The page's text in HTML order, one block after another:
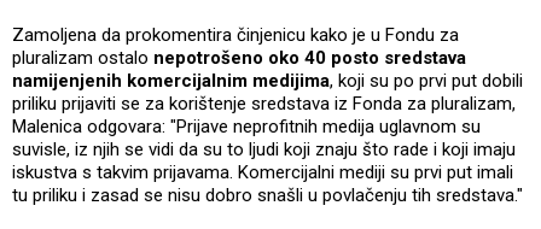
Zamoljena da prokomentira činjenicu kako je u Fondu za
pluralizam ostalo nepotrošeno oko 40 posto sredstava
namijenjenih komercijalnim medijima, koji su po prvi put dobili
priliku prijaviti se za korištenje sredstava iz Fonda za pluralizam,
Malenica odgovara: "Prijave neprofitnih medija uglavnom su
suvisle, iz njih se vidi da su to ljudi koji znaju što rade i koji imaju
iskustva s takvim prijavama. Komercijalni mediji su prvi put imali
tu priliku i zasad se nisu dobro snašli u povlačenju tih sredstava."